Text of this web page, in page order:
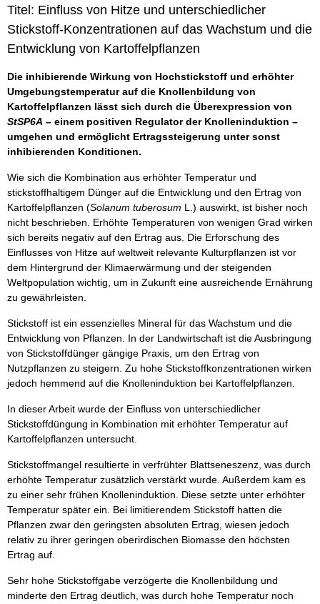
Titel: Einfluss von Hitze und unterschiedlicher
Stickstoff-Konzentrationen auf das Wachstum und die
Entwicklung von Kartoffelpflanzen
Die inhibierende Wirkung von Hochstickstoff und erhöhter
Umgebungstemperatur auf die Knollenbildung von
Kartoffelpflanzen lässt sich durch die Überexpression von
StSP6A – einem positiven Regulator der Knolleninduktion –
umgehen und ermöglicht Ertragssteigerung unter sonst
inhibierenden Konditionen.
Wie sich die Kombination aus erhöhter Temperatur und
stickstoffhaltigem Dünger auf die Entwicklung und den Ertrag von
Kartoffelpflanzen (Solanum tuberosum L.) auswirkt, ist bisher noch
nicht beschrieben. Erhöhte Temperaturen von wenigen Grad wirken
sich bereits negativ auf den Ertrag aus. Die Erforschung des
Einflusses von Hitze auf weltweit relevante Kulturpflanzen ist vor
dem Hintergrund der Klimaerwärmung und der steigenden
Weltpopulation wichtig, um in Zukunft eine ausreichende Ernährung
zu gewährleisten.
Stickstoff ist ein essenzielles Mineral für das Wachstum und die
Entwicklung von Pflanzen. In der Landwirtschaft ist die Ausbringung
von Stickstoffdünger gängige Praxis, um den Ertrag von
Nutzpflanzen zu steigern. Zu hohe Stickstoffkonzentrationen wirken
jedoch hemmend auf die Knolleninduktion bei Kartoffelpflanzen.
In dieser Arbeit wurde der Einfluss von unterschiedlicher
Stickstoffdüngung in Kombination mit erhöhter Temperatur auf
Kartoffelpflanzen untersucht.
Stickstoffmangel resultierte in verfrühter Blattseneszenz, was durch
erhöhte Temperatur zusätzlich verstärkt wurde. Außerdem kam es
zu einer sehr frühen Knolleninduktion. Diese setzte unter erhöhter
Temperatur später ein. Bei limitierendem Stickstoff hatten die
Pflanzen zwar den geringsten absoluten Ertrag, wiesen jedoch
relativ zu ihrer geringen oberirdischen Biomasse den höchsten
Ertrag auf.
Sehr hohe Stickstoffgabe verzögerte die Knollenbildung und
minderte den Ertrag deutlich, was durch hohe Temperatur noch